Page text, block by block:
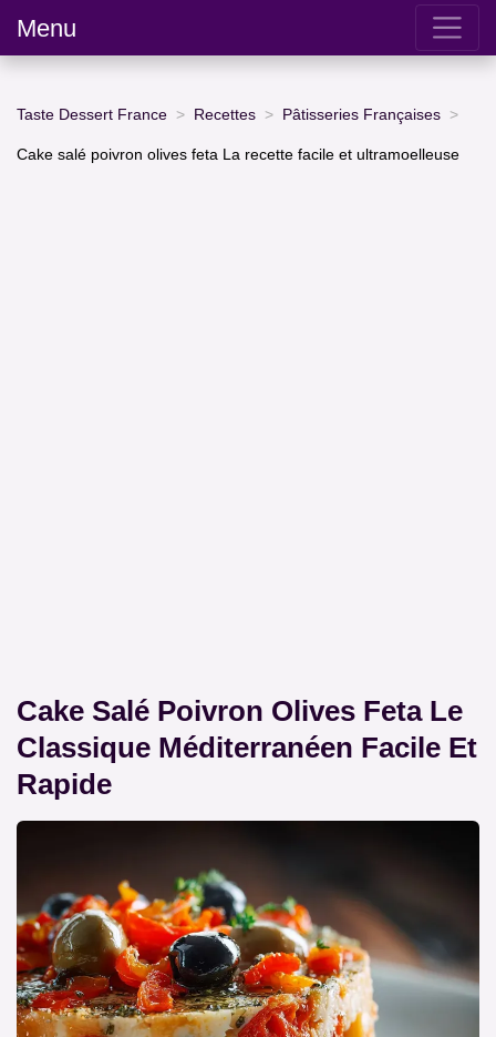
Menu
Taste Dessert France Recettes Pâtisseries Françaises
Cake salé poivron olives feta La recette facile et ultramoelleuse
Cake Salé Poivron Olives Feta Le
Classique Méditerranéen Facile Et
Rapide